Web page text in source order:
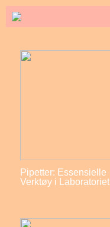
Pipetter: Essensielle
Verktøy i Laboratoriet